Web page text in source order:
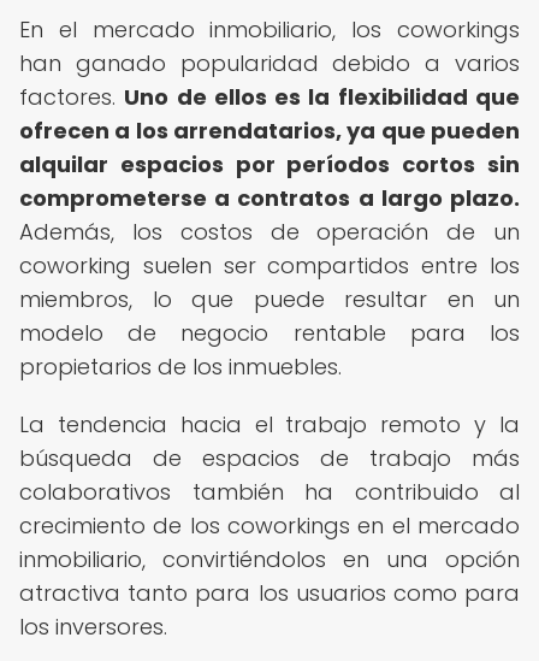
En el mercado inmobiliario, los coworkings
han ganado popularidad debido a varios
factores. Uno de ellos es la flexibilidad que
ofrecen a los arrendatarios, ya que pueden
alquilar espacios por períodos cortos sin
comprometerse a contratos a largo plazo.
Además, los costos de operación de un
coworking suelen ser compartidos entre los
miembros, lo que puede resultar en un
modelo de negocio rentable para los
propietarios de los inmuebles.
La tendencia hacia el trabajo remoto y la
búsqueda de espacios de trabajo más
colaborativos también ha contribuido al
crecimiento de los coworkings en el mercado
inmobiliario, convirtiéndolos en una opción
atractiva tanto para los usuarios como para
los inversores.